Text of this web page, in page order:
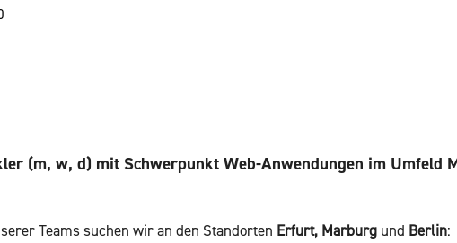
(m, w, d) mit Schwer­punkt Web-An­wen­dun­gen im Um­feld
Teams su­chen wir an den Stand­or­ten Er­furt, Mar­burg und Ber­lin: